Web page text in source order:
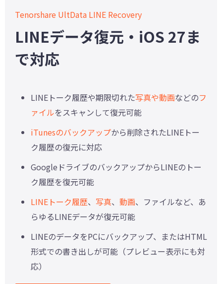
Tenorshare UltData LINE Recovery
LINEデータ復元・iOS 27ま
で対応
LINEトーク履歴や期限切れた写真や動画などのフ
ァイルをスキャンして復元可能
iTunesのバックアップから削除されたLINEトー
ク履歴の復元に対応
GoogleドライブのバックアップからLINEのトー
ク履歴を復元可能
LINEトーク履歴、 写真、 動画、ファイルなど、あ
らゆるLINEデータが復元可能
LINEのデータをPCにバックアップ、またはHTML
形式での書き出しが可能（プレビュー表示にも対
応）